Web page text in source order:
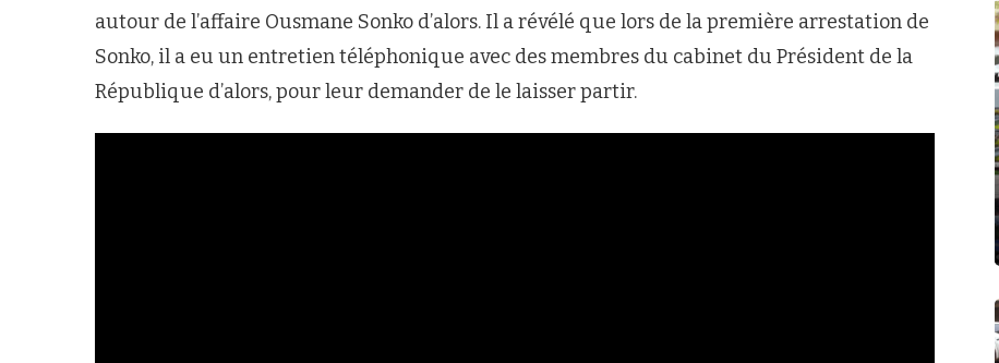
autour de l’affaire Ousmane Sonko d’alors. Il a révélé que lors de la première arrestation de
Sonko, il a eu un entretien téléphonique avec des membres du cabinet du Président de la
République d’alors, pour leur demander de le laisser partir.